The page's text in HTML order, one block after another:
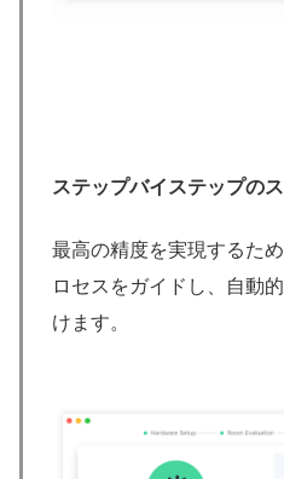
ステップバイステップの
最高の精度を実現するた
ロセスをガイドし、自動
けます。